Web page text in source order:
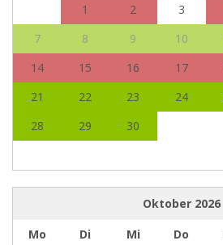
1
2 3
7
8 9 10
14
15 16 17
21
22 23 24
28
29 30
Oktober 2026
Mo
Di Mi Do